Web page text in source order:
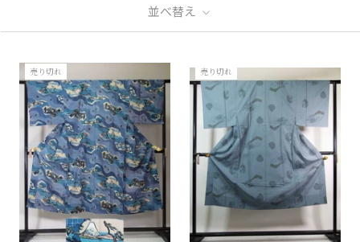
並べ替え
売り切れ 売り切れ